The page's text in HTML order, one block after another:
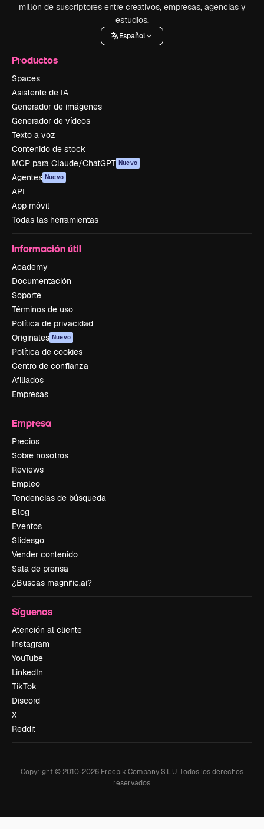
millón de suscriptores entre creativos, empresas, agencias y
estudios.
Español
Productos
Spaces
Asistente de IA
Generador de imágenes
Generador de vídeos
Texto a voz
Contenido de stock
MCP para Claude/ChatGPT Nuevo
Agentes Nuevo
API
App móvil
Todas las herramientas
Información útil
Academy
Documentación
Soporte
Términos de uso
Política de privacidad
Originales Nuevo
Política de cookies
Centro de confianza
Afiliados
Empresas
Empresa
Precios
Sobre nosotros
Reviews
Empleo
Tendencias de búsqueda
Blog
Eventos
Slidesgo
Vender contenido
Sala de prensa
¿Buscas magnific.ai?
Síguenos
Atención al cliente
Instagram
YouTube
LinkedIn
TikTok
Discord
X
Reddit
Copyright © 2010-2026 Freepik Company S.L.U.Todos los derechos
reservados.